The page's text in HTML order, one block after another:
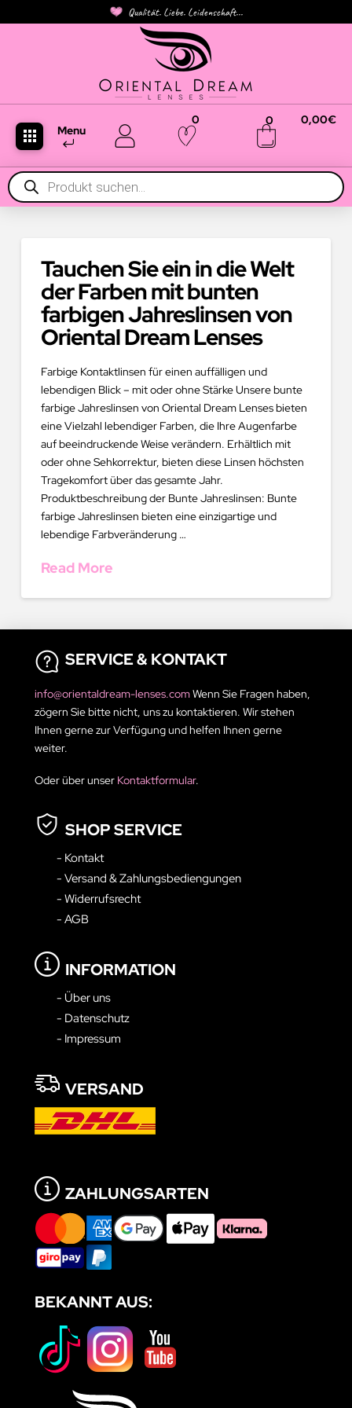
Qualität. Liebe. Leidenschaft...
Menu
0 0 0,00€
Products
search
Tauchen Sie ein in die Welt
der Farben mit bunten
farbigen Jahreslinsen von
Oriental Dream Lenses
Farbige Kontaktlinsen für einen auffälligen und
lebendigen Blick – mit oder ohne Stärke Unsere bunte
farbige Jahreslinsen von Oriental Dream Lenses bieten
eine Vielzahl lebendiger Farben, die Ihre Augenfarbe
auf beeindruckende Weise verändern. Erhältlich mit
oder ohne Sehkorrektur, bieten diese Linsen höchsten
Tragekomfort über das gesamte Jahr.
Produktbeschreibung der Bunte Jahreslinsen: Bunte
farbige Jahreslinsen bieten eine einzigartige und
lebendige Farbveränderung …
Read More
SERVICE & KONTAKT
info@orientaldream-lenses.comWenn Sie Fragen haben,
zögern Sie bitte nicht, uns zu kontaktieren. Wir stehen
Ihnen gerne zur Verfügung und helfen Ihnen gerne
weiter.
Oder über unser Kontaktformular.
SHOP SERVICE
- Kontakt
- Versand & Zahlungsbediengungen
- Widerrufsrecht
- AGB
INFORMATION
- Über uns
- Datenschutz
- Impressum
VERSAND
ZAHLUNGSARTEN
BEKANNT AUS: